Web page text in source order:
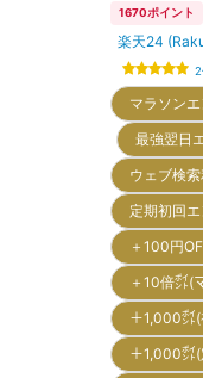
1670ポイント
楽天24
2
マラソン
最強翌日
ウェブ検
定期初回
＋100円
＋10倍㌽
＋1,000
＋1,000